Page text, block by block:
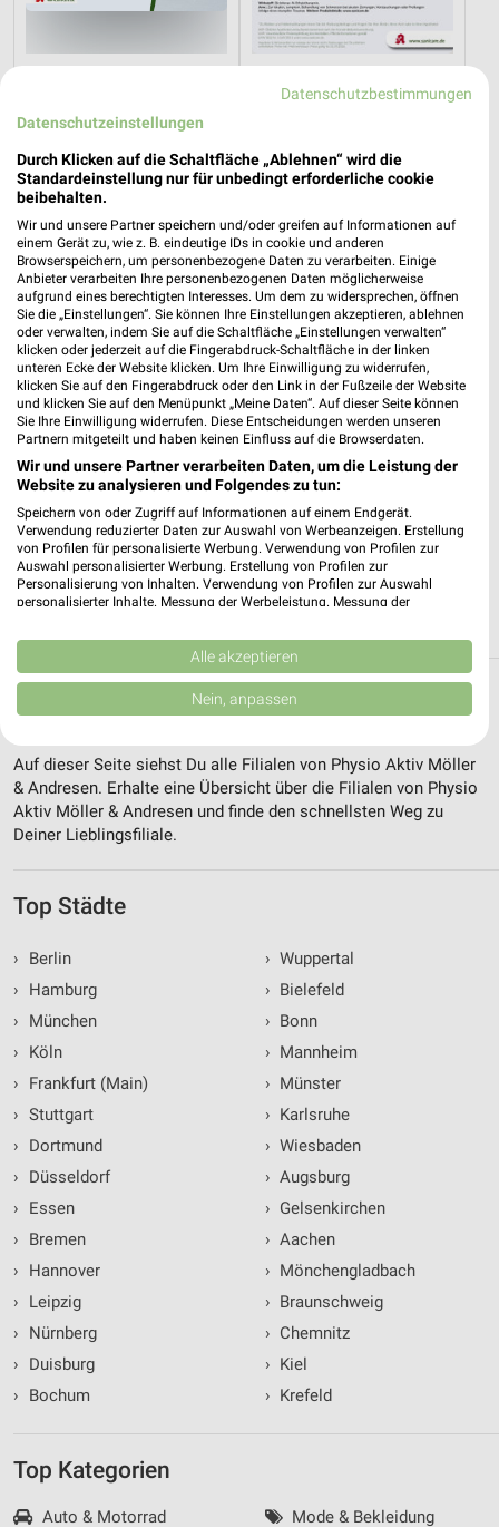
Gültig bis Di. 01.09.
Rheuma Katalog 2026
DocMorris
Frühjahr / Sommer 2026
Gültig bis So. 13.09.
ALLE PROSPEKTE
Alle Filialen, Adressen und Öffnungszeiten
von Physio Aktiv Möller & Andresen
Auf dieser Seite siehst Du alle Filialen von Physio Aktiv Möller
& Andresen. Erhalte eine Übersicht über die Filialen von Physio
Aktiv Möller & Andresen und finde den schnellsten Weg zu
Deiner Lieblingsfiliale.
Top Städte
›
Berlin
›
Hamburg
›
München
›
Köln
›
Frankfurt (Main)
› Stuttgart
›
Dortmund
›
Düsseldorf
›
Essen
›
Bremen
›
Hannover
›
Leipzig
›
Nürnberg
›
Duisburg
›
Bochum
› Wuppertal
› Bielefeld
› Bonn
› Mannheim
› Münster
› Karlsruhe
› Wiesbaden
› Augsburg
› Gelsenkirchen
› Aachen
› Mönchengladbach
› Braunschweig
› Chemnitz
› Kiel
› Krefeld
Top Kategorien
Auto & Motorrad
Mode & Bekleidung
Datenschutzbestimmungen
Datenschutzeinstellungen
Durch Klicken auf die Schaltfläche „Ablehnen“ wird die
Standardeinstellung nur für unbedingt erforderliche cookie
beibehalten.
Wir und unsere Partner speichern und/oder greifen auf Informationen auf
einem Gerät zu, wie z. B. eindeutige IDs in cookie und anderen
Browserspeichern, um personenbezogene Daten zu verarbeiten. Einige
Anbieter verarbeiten Ihre personenbezogenen Daten möglicherweise
aufgrund eines berechtigten Interesses. Um dem zu widersprechen, öffnen
Sie die „Einstellungen“. Sie können Ihre Einstellungen akzeptieren, ablehnen
oder verwalten, indem Sie auf die Schaltfläche „Einstellungen verwalten“
klicken oder jederzeit auf die Fingerabdruck-Schaltfläche in der linken
unteren Ecke der Website klicken. Um Ihre Einwilligung zu widerrufen,
klicken Sie auf den Fingerabdruck oder den Link in der Fußzeile der Website
und klicken Sie auf den Menüpunkt „Meine Daten“. Auf dieser Seite können
Sie Ihre Einwilligung widerrufen. Diese Entscheidungen werden unseren
Partnern mitgeteilt und haben keinen Einfluss auf die Browserdaten.
Wir und unsere Partner verarbeiten Daten, um die Leistung der
Website zu analysieren und Folgendes zu tun:
Speichern von oder Zugriff auf Informationen auf einem Endgerät.
Verwendung reduzierter Daten zur Auswahl von Werbeanzeigen. Erstellung
von Profilen für personalisierte Werbung. Verwendung von Profilen zur
Auswahl personalisierter Werbung. Erstellung von Profilen zur
Personalisierung von Inhalten. Verwendung von Profilen zur Auswahl
personalisierter Inhalte. Messung der Werbeleistung. Messung der
Kombinationen von Daten aus verschiedenen Quellen. Entwicklung und
Verbesserung der Angebote. Verwendung reduzierter Daten zur Auswahl
von Inhalten.
Daten können außerhalb der Europäischen Union weitergegeben und in die
Website/App.
Partnerliste anzeigen (1 IAB-Anbieter)
Wir nutzen Ihre Daten für folgende Zwecke:
IAB-Verarbeitungszwecke:
Werbeanzeigen
Erstellung von Profilen für personalisierte
Werbung
Verwendung von Profilen zur Auswahl
personalisierter Werbung
Erstellung von Profilen zur Personalisierung
von Inhalten
personalisierter Inhalte
Messung der Performance von Inhalten
Kombinationen von Daten aus verschiedenen
Quellen
Verwendung reduzierter Daten zur Auswahl von
Alle akzeptieren
Nein, anpassen